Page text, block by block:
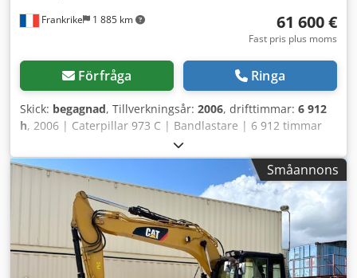
Frankrike 1 885 km 61 600 €
Fast pris plus moms
Förfråga Ringa
Skick: begagnad, Tillverkningsår: 2006, drifttimmar: 6 912
h, 2006 | Caterpillar 973 C | Bandlastare | 6 912 timmar
Crodsx Ut Ukjpfx Adqof 📍 Plats: Frankrike 🚛 Leverans till
din destination möjlig – använd vår fraktberäknare för att
uppskatta transportkostnader! 💰 Köp nu för 61 600 EUR
eller ge ett bud. Betalning vid leverans möjlig mot en låg
avgift (med förbehåll för godkännande)* 👷‍♂️ Inspekterad av
oberoende expert 36 kontrollpunkter: 27 godkända ✅ 8
med anmärkning ℹ️ 1 utstående åtgärd ⚠️ 📌 Inspektörens
kommentar: Generellt gott skick på maskinen, förekomst av
Småannons